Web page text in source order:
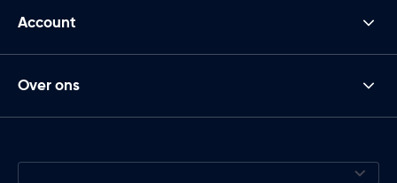
Account
Over ons